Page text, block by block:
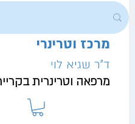
מרכז וטרינרי
ד"ר שגיא לוי
מרפאה וטרינרית